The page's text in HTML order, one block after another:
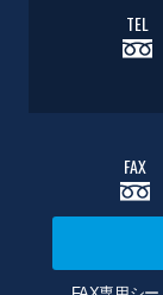
TEL
FAX